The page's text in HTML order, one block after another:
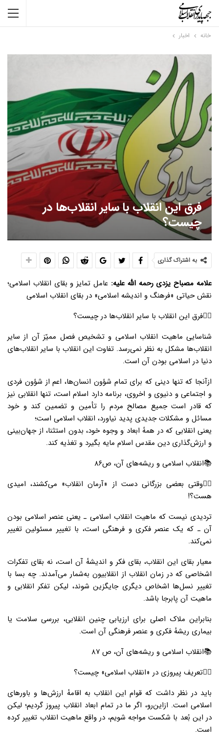
خانه اخبار
فرق این انقلاب با سایر انقلاب‌ها در
چیست؟
به اشتراک گذاری
علامه مصباح یزدی رحمه الله علیه: عامل تمایز و بقای انقلاب اسلامی؛
نقش حیاتی «فرهنگ و اندیشه اسلامی» در بقای انقلاب اسلامی
۱️⃣فرق این انقلاب با سایر انقلاب‌ها در چیست؟
شناسایی ماهیت انقلاب اسلامی و تشخیص فصل ممیّز آن از سایر
انقلاب‌ها مشکل به نظر نمی‌رسد. تفاوت این انقلاب با سایر انقلاب‌های
دنیا در اسلامی بودن آن است.
ازآنجا که تنها دینی که برای تمام شؤون انسان‌ها، اعم از شؤون فردی
و اجتماعی و دنیوی و اخروی، برنامه دارد اسلام است، تنها انقلابی نیز
که قادر است جمیع مصالح مردم را تأمین و تضمین کند و خود
مسائل و مشکلات جدیدی پدید نیاورد، انقلاب اسلامی است؛
یعنی انقلابی که در همهٔ ابعاد و وجوه خود، بدون استثنا، از جهان‌بینی
و ارزش‌گذاری دین مقدس اسلام مایه بگیرد و تغذیه کند.
📚انقلاب اسلامی و ریشه‌های آن، ص۸۶
۲️⃣وقتی بعضی بزرگانی دست از «آرمان انقلاب» می‌کشند، امیدی
هست؟!
تردیدی نیست که ماهیت انقلاب اسلامی ـ یعنی عنصر اسلامی بودن
آن ـ که یک عنصر فکری و فرهنگی است، با تغییر مسئولین تغییر
نمی‌کند.
معیار بقای این انقلاب، بقای فکر و اندیشهٔ آن است، نه بقای تفکرات
اشخاصی که در زمان انقلاب از انقلابیون به‌شمار می‌آمدند. چه بسا با
تغییر نسل‌ها اشخاص دیگری جایگزین شوند، لیکن تفکر انقلابی و
ماهیت آن پابرجا باشد.
بنابراین ملاک اصلی برای ارزیابی چنین انقلابی، بررسی سلامت یا
بیماری ریشهٔ فکری و عنصر فرهنگی آن است.
📚انقلاب اسلامی و ریشه‌های آن، ص ۸۷
۳️⃣تعریف پیروزی در «انقلاب اسلامی» چیست؟
باید در نظر داشت که قوام این انقلاب به اقامهٔ ارزش‌ها و باورهای
اسلامی است. ازاین‌رو، اگر ما در تمام ابعاد انقلاب پیروز گردیم؛ لیکن
در این بُعد با شکست مواجه شویم، در واقع ماهیت انقلاب تغییر کرده
است.